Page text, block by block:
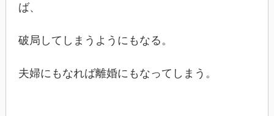
ば、
破局してしまうようにもなる。
夫婦にもなれば離婚にもなってしまう。